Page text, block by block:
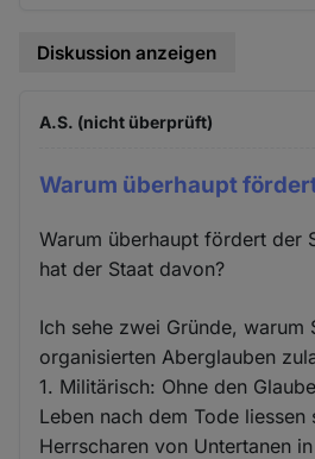
Diskussion anzeigen
A.S. (nicht überprüft)
Warum überhaupt
Warum überhaupt fördert der
hat der Staat davon?
Ich sehe zwei Gründe, warum
organisierten Aberglauben
1. Militärisch: Ohne den
Leben nach dem Tode liessen
Herrscharen von Untertanen